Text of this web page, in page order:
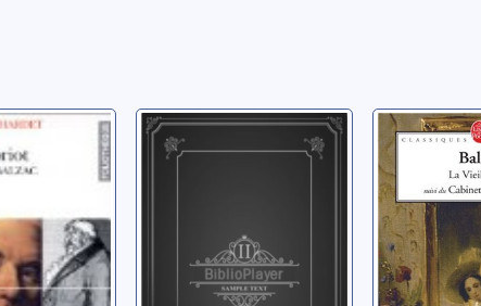
Le
de
Scènes de la vie
de province: [4]:
Balzac, Honoré de
(1799-1850)
Scènes
de
Balzac,
(1799-1850)